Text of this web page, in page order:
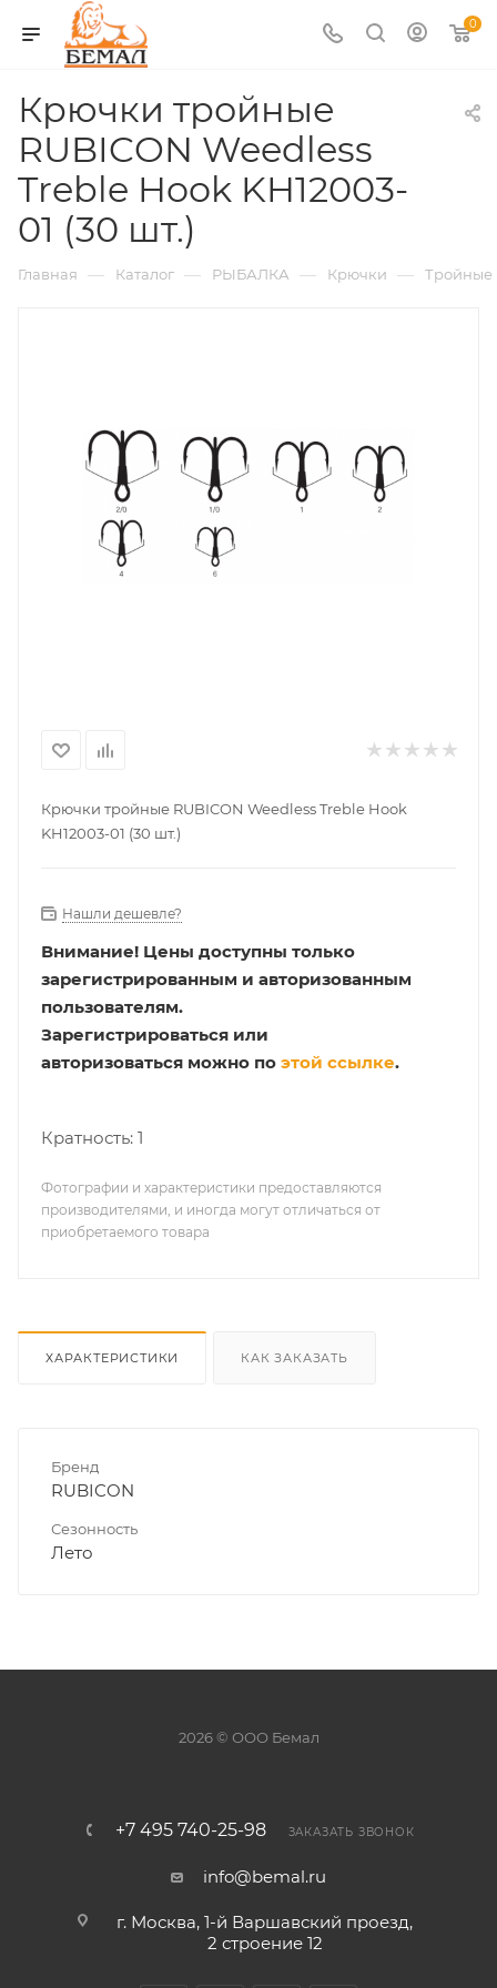
0
Крючки тройные
RUBICON Weedless
Treble Hook KH12003-
01 (30 шт.)
Главная — Каталог — РЫБАЛКА — Крючки — Тройные
Крючки тройные RUBICON Weedless Treble Hook
KH12003-01 (30 шт.)
Нашли дешевле?
Внимание! Цены доступны только
зарегистрированным и авторизованным
пользователям.
Зарегистрироваться или
авторизоваться можно по этой ссылке.
Кратность: 1
Фотографии и характеристики предоставляются
производителями, и иногда могут отличаться от
приобретаемого товара
ХАРАКТЕРИСТИКИ КАК ЗАКАЗАТЬ
Бренд
RUBICON
Сезонность
Лето
2026 © ООО Бемал
+7 495 740-25-98 ЗАКАЗАТЬ ЗВОНОК
info@bemal.ru
г. Москва, 1-й Варшавский проезд,
2 строение 12